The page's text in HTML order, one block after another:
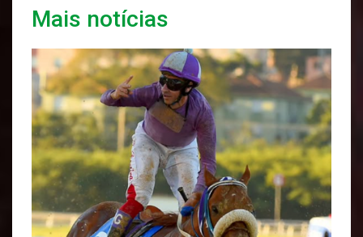
Mais notícias